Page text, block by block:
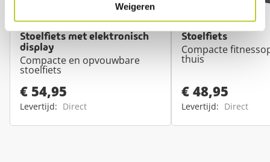
Weigeren
Stoelfiets met elektronisch
display
Compacte en opvouwbare
stoelfiets
€ 54,95
Levertijd: Direct
Stoelfiets
Compacte
thuis
€ 48,95
Levertijd: Direct